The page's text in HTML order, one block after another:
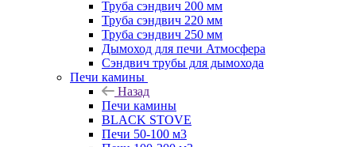
Труба сэндвич 200 мм
Труба сэндвич 220 мм
Труба сэндвич 250 мм
Дымоход для печи Атмосфера
Сэндвич трубы для дымохода
Печи камины
Назад
Печи камины
BLACK STOVE
Печи 50-100 м3